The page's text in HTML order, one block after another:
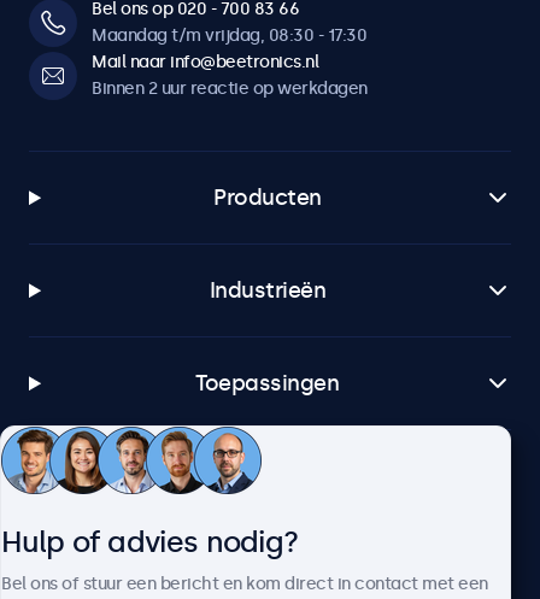
Dimbaar backlight
Instelbare achtergrondverlichting via afstandsbediening of
optionele dimmer.
Windows
Windows Embedded 8 Industry, 8.1 Industry, IoT Enterprise
macOS
Alle Linux distributies
Brightsign
Samsung DeX
Alle Samsung DeX versies
Bel ons op 020 - 700 83 66
Maandag t/m vrijdag, 08:30 - 17:30
Mail naar info@beetronics.nl
Binnen 2 uur reactie op werkdagen
Producten
Industrieën
Toepassingen
Klantenservice
Hulp of advies nodig?
Bel ons of stuur een bericht en kom direct in contact met een